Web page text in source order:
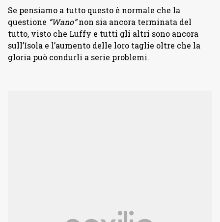
Se pensiamo a tutto questo è normale che la
questione “Wano”non sia ancora terminata del
tutto, visto che Luffy e tutti gli altri sono ancora
sull’Isola e l’aumento delle loro taglie oltre che la
gloria può condurli a serie problemi.